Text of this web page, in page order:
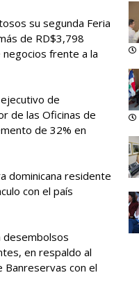
su segunda Feria
de RD$3,798
frente a la
de
de las Oficinas de
de 32% en
dominicana residente
con el país
desembolsos
en respaldo al
con el